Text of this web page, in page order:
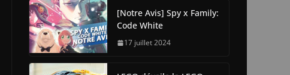
[Notre Avis] Spy x Family:
Code White
17 juillet 2024